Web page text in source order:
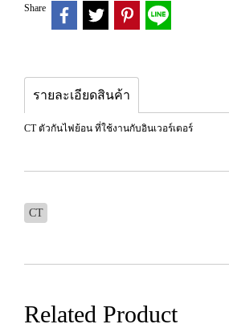
Share
รายละเอียดสินค้า
CT ตัวกันไฟย้อน ที่ใช้งานกับอินเวอร์เตอร์
CT
Related Product